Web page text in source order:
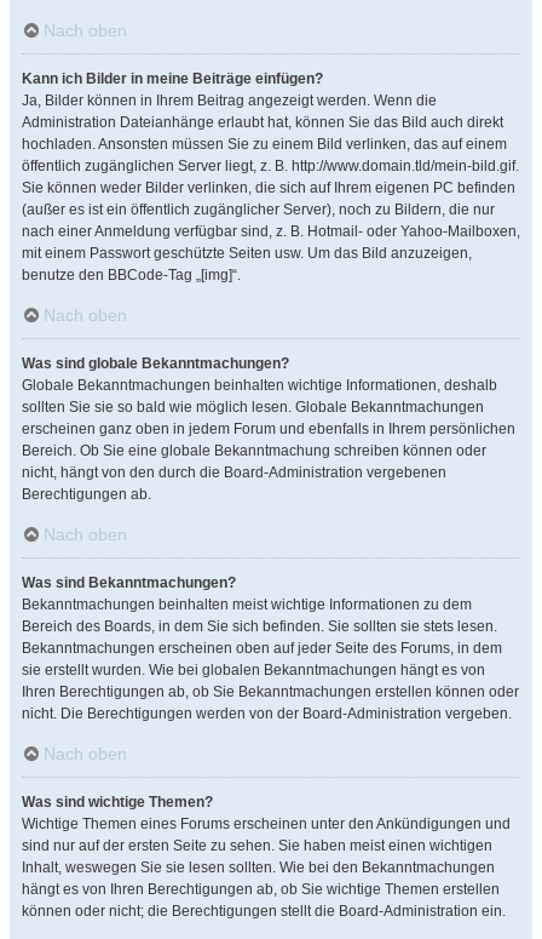
Nach oben
Kann ich Bilder in meine Beiträge einfügen?
Ja, Bilder können in Ihrem Beitrag angezeigt werden. Wenn die
Administration Dateianhänge erlaubt hat, können Sie das Bild auch direkt
hochladen. Ansonsten müssen Sie zu einem Bild verlinken, das auf einem
öffentlich zugänglichen Server liegt, z. B. http://www.domain.tld/mein-bild.gif.
Sie können weder Bilder verlinken, die sich auf Ihrem eigenen PC befinden
(außer es ist ein öffentlich zugänglicher Server), noch zu Bildern, die nur
nach einer Anmeldung verfügbar sind, z. B. Hotmail- oder Yahoo-Mailboxen,
mit einem Passwort geschützte Seiten usw. Um das Bild anzuzeigen,
benutze den BBCode-Tag „[img]“.
Nach oben
Was sind globale Bekanntmachungen?
Globale Bekanntmachungen beinhalten wichtige Informationen, deshalb
sollten Sie sie so bald wie möglich lesen. Globale Bekanntmachungen
erscheinen ganz oben in jedem Forum und ebenfalls in Ihrem persönlichen
Bereich. Ob Sie eine globale Bekanntmachung schreiben können oder
nicht, hängt von den durch die Board-Administration vergebenen
Berechtigungen ab.
Nach oben
Was sind Bekanntmachungen?
Bekanntmachungen beinhalten meist wichtige Informationen zu dem
Bereich des Boards, in dem Sie sich befinden. Sie sollten sie stets lesen.
Bekanntmachungen erscheinen oben auf jeder Seite des Forums, in dem
sie erstellt wurden. Wie bei globalen Bekanntmachungen hängt es von
Ihren Berechtigungen ab, ob Sie Bekanntmachungen erstellen können oder
nicht. Die Berechtigungen werden von der Board-Administration vergeben.
Nach oben
Was sind wichtige Themen?
Wichtige Themen eines Forums erscheinen unter den Ankündigungen und
sind nur auf der ersten Seite zu sehen. Sie haben meist einen wichtigen
Inhalt, weswegen Sie sie lesen sollten. Wie bei den Bekanntmachungen
hängt es von Ihren Berechtigungen ab, ob Sie wichtige Themen erstellen
können oder nicht; die Berechtigungen stellt die Board-Administration ein.